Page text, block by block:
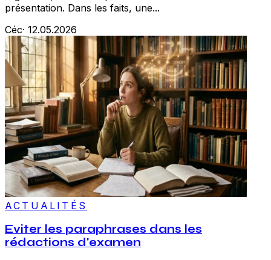
présentation. Dans les faits, une...
Céc· 12.05.2026
ACTUALITÉS
Eviter les paraphrases dans les
rédactions d'examen